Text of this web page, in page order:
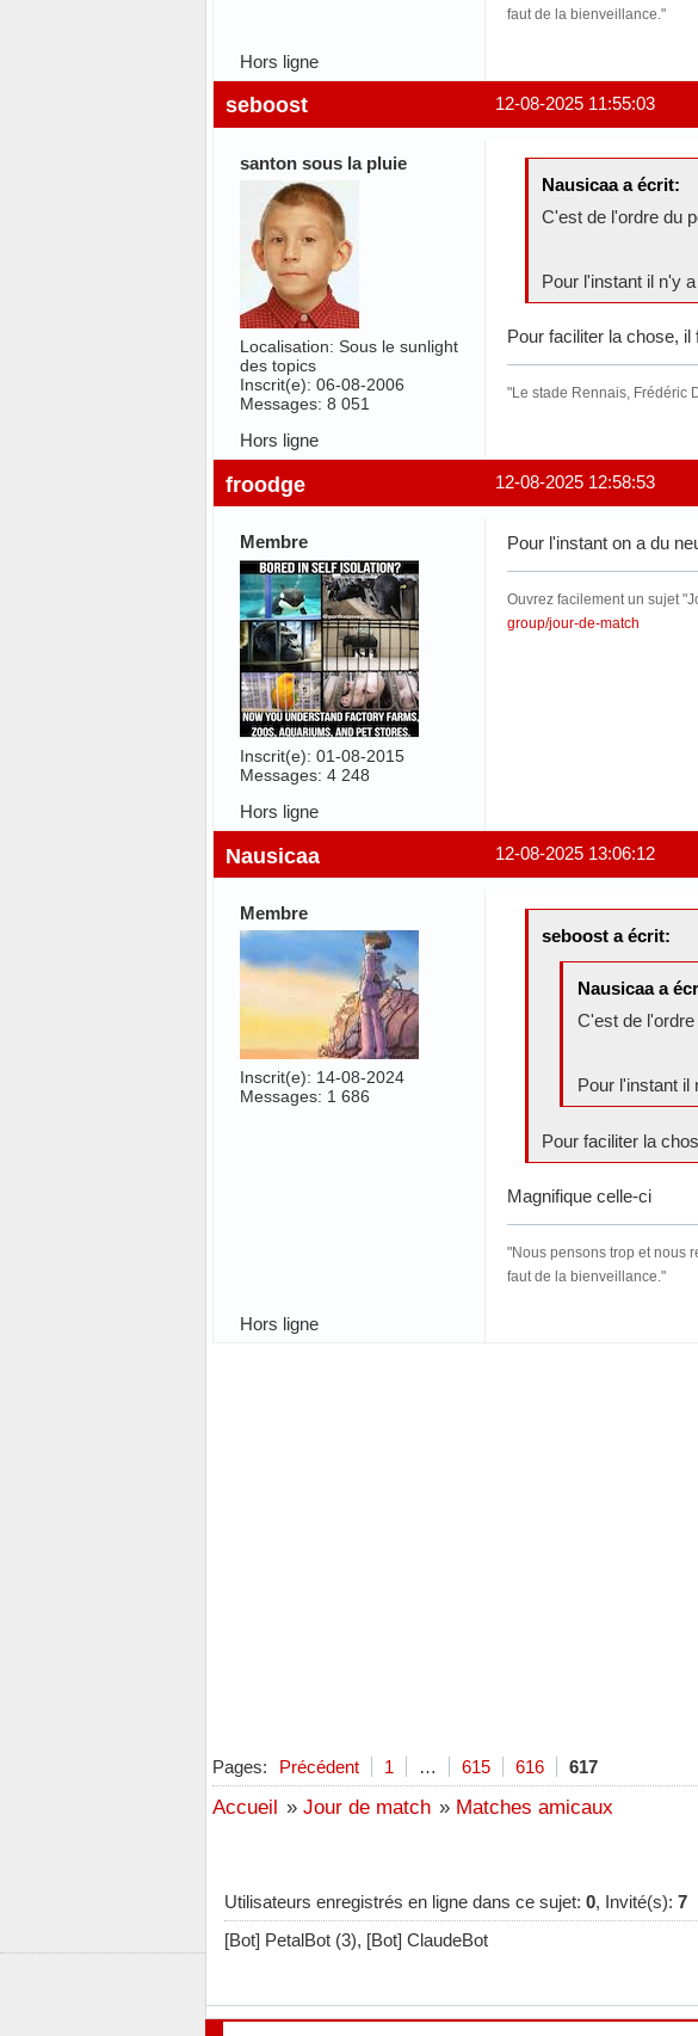
faut de la bienveillance."
Hors ligne
12-08-2025 11:55:03
seboost
santon sous la pluie
Localisation: Sous le sunlight
des topics
Inscrit(e): 06-08-2006
Messages: 8 051
Nausicaa a écrit:
C'est de l'ordre du
Pour l'instant il n'y
Pour faciliter la chose, il
"Le stade Rennais, Frédéric
Hors ligne
12-08-2025 12:58:53
froodge
Membre
Inscrit(e): 01-08-2015
Messages: 4 248
Pour l'instant on a du
Ouvrez facilement un sujet
group/jour-de-match
Hors ligne
12-08-2025 13:06:12
Nausicaa
Membre
Inscrit(e): 14-08-2024
Messages: 1 686
seboost a écrit:
Nausicaa a
C'est de
Pour l'instant il
Pour faciliter la
Magnifique celle-ci
"Nous pensons trop et nous
faut de la bienveillance."
Hors ligne
Pages: Précédent 1 … 615 616 617
Accueil » Jour de match » Matches amicaux
Utilisateurs enregistrés en ligne dans ce sujet: 0, Invité(s): 7
[Bot] PetalBot (3), [Bot] ClaudeBot